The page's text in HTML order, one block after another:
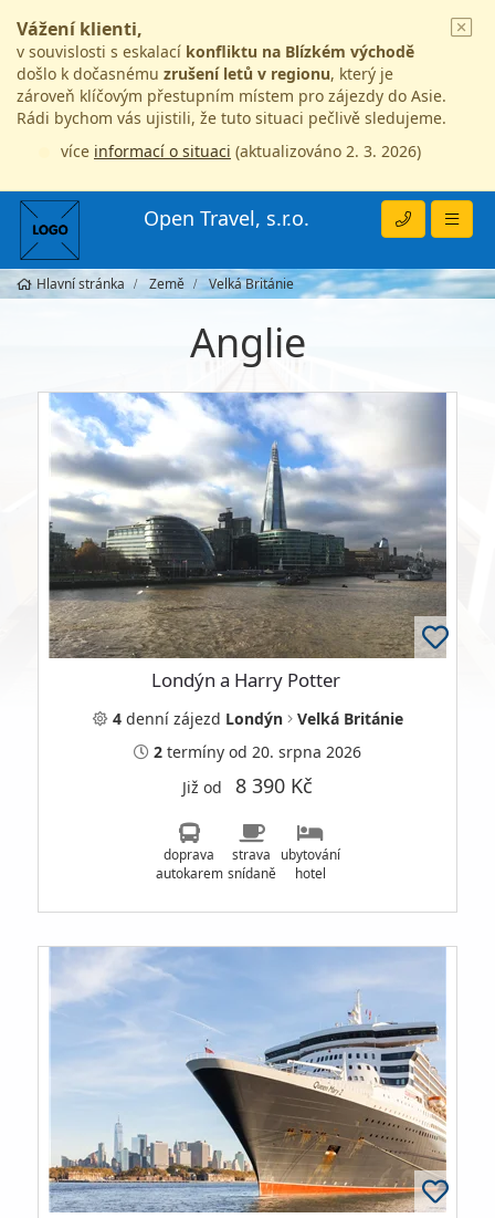
Vážení klienti,
v souvislosti s eskalací konfliktu na Blízkém východě
došlo k dočasnému zrušení letů v regionu, který je
zároveň klíčovým přestupním místem pro zájezdy do Asie.
Rádi bychom vás ujistili, že tuto situaci pečlivě sledujeme.
více informací o situaci (aktualizováno 2. 3. 2026)
Open Travel, s.r.o.
Hlavní stránka Země Velká Británie
Anglie
Londýn a Harry Potter
4dennízájezd Londýn
Velká Británie
2 termíny od 20. srpna 2026
Již od 8 390 Kč
doprava
autokarem
strava
snídaně
ubytování
hotel